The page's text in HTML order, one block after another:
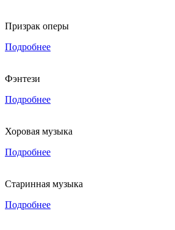
Призрак оперы
Подробнее
Фэнтези
Подробнее
Хоровая музыка
Подробнее
Старинная музыка
Подробнее